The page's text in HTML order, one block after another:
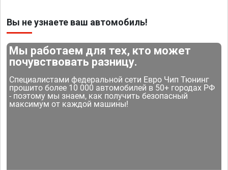
Вы не узнаете ваш автомобиль!
Мы работаем для тех, кто может
почувствовать разницу.
Специалистами федеральной сети Евро Чип Тюнинг
прошито более 10 000 автомобилей в 50+ городах РФ
- поэтому мы знаем, как получить безопасный
максимум от каждой машины!